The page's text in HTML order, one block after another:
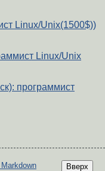
Linux/Unix(1500$))
Linux/Unix
программист
Вверх